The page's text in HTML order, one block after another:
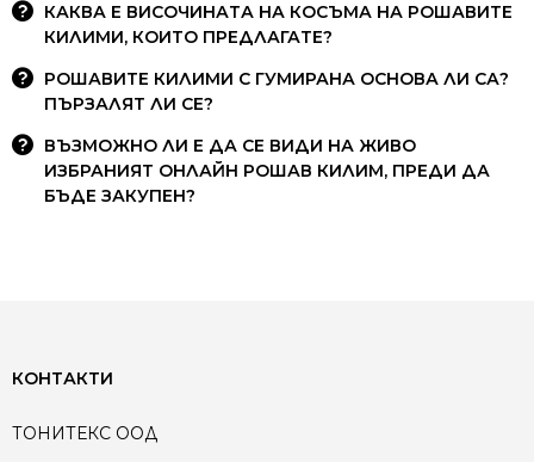
КАКВА Е ВИСОЧИНАТА НА КОСЪМА НА РОШАВИТЕ
КИЛИМИ, КОИТО ПРЕДЛАГАТЕ?
РОШАВИТЕ КИЛИМИ С ГУМИРАНА ОСНОВА ЛИ СА?
ПЪРЗАЛЯТ ЛИ СЕ?
ВЪЗМОЖНО ЛИ Е ДА СЕ ВИДИ НА ЖИВО
ИЗБРАНИЯТ ОНЛАЙН РОШАВ КИЛИМ, ПРЕДИ ДА
БЪДЕ ЗАКУПЕН?
КОНТАКТИ
ТОНИТЕКС ООД